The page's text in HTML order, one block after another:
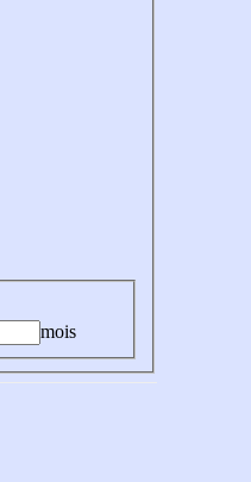
mois